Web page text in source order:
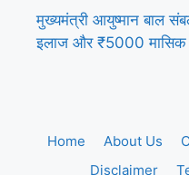
मुख्यमंत्री आयुष्मान बाल
इलाज और ₹5000 मासिक
Home About Us
Disclaimer